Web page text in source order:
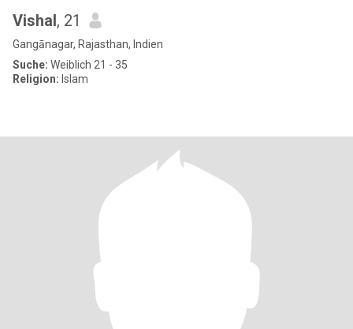
Vishal, 21
Gangānagar, Rajasthan, Indien
Suche: Weiblich 21 - 35
Religion: Islam